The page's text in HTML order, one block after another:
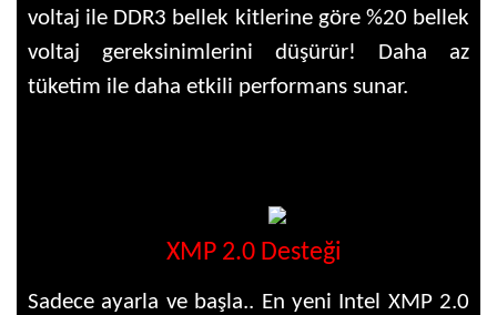
voltaj ile DDR3 bellek kitlerine göre %20 bellek
voltaj gereksinimlerini düşürür! Daha az
tüketim ile daha etkili performans sunar.
XMP 2.0 Desteği
Sadece ayarla ve başla.. En yeni Intel XMP 2.0